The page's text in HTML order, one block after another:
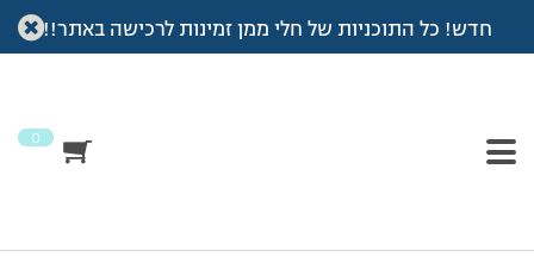
חדש! כל התוכניות של חלי ממן זמינות לרכישה באתר!!
0
עמוד הבית >דיונים>פורום >ילדה בת 15 וחצי
מוצגות 1 תגובות (מתוך 1 סה״כ)